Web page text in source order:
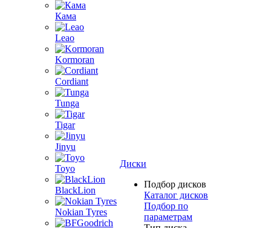
Кама
Leao
Kormoran
Cordiant
Tunga
Tigar
Jinyu
Toyo
BlackLion
Nokian Tyres
Диски
Подбор дисков
Каталог дисков
Подбор по
параметрам